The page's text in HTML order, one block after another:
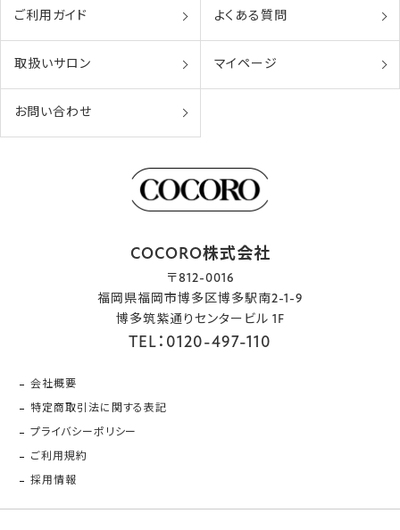
ご利用ガイド よくある質問
取扱いサロン マイページ
お問い合わせ
COCORO株式会社
〒812-0016
福岡県福岡市博多区博多駅南2-1-9
博多筑紫通りセンタービル 1F
TEL：0120-497-110
会社概要
特定商取引法に関する表記
プライバシーポリシー
ご利用規約
採用情報